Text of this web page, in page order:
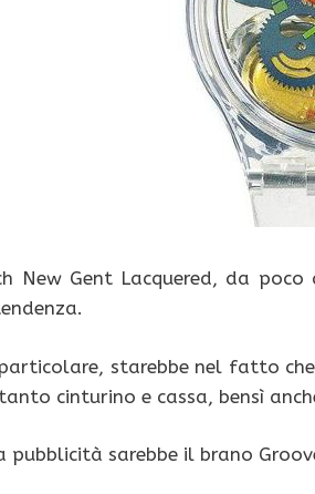
New Gent Lacquered, da
starebbe nel fatto
cinturino e cassa, bensì
pubblicità sarebbe il brano